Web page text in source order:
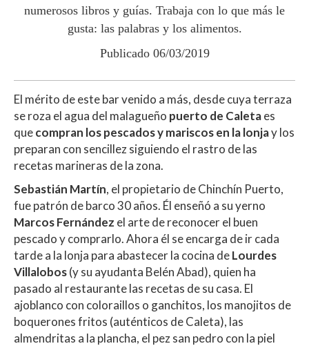
numerosos libros y guías. Trabaja con lo que más le
gusta: las palabras y los alimentos.
Publicado 06/03/2019
El mérito de este bar venido a más, desde cuya terraza
se roza el agua del malagueño puerto de Caletaes
quecompran los pescados y mariscos en la lonjay los
preparan con sencillez siguiendo el rastro de las
recetas marineras de la zona.
Sebastián Martín, el propietario de Chinchín Puerto,
fue patrón de barco 30 años. Él enseñó a su yerno
Marcos Fernández el arte de reconocer el buen
pescado y comprarlo. Ahora él se encarga de ir cada
tarde a la lonja para abastecer la cocina deLourdes
Villalobos(y su ayudanta Belén Abad), quien ha
pasado al restaurante las recetas de su casa. El
ajoblanco con coloraillos o ganchitos, los manojitos de
boquerones fritos (auténticos de Caleta), las
almendritas a la plancha, el pez san pedro con la piel